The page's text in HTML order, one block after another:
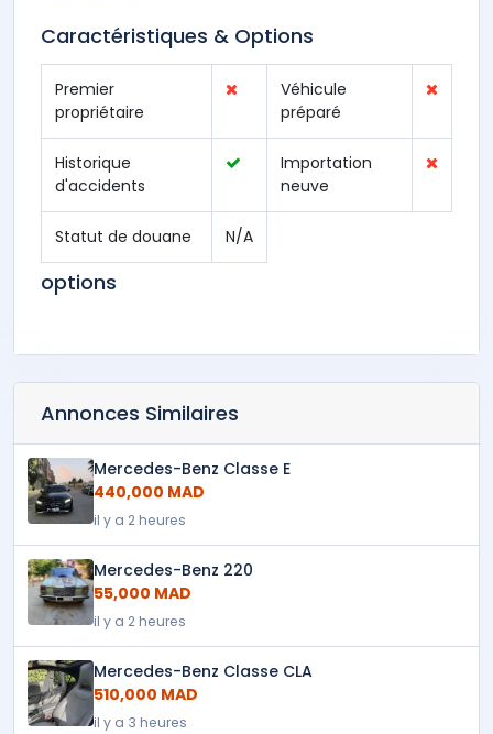
Caractéristiques & Options
Premier
propriétaire
Véhicule
préparé
Historique
d'accidents
Importation
neuve
Statut de douane N/A
options
Annonces Similaires
Mercedes-Benz Classe E
440,000 MAD
il y a 2 heures
Mercedes-Benz 220
55,000 MAD
il y a 2 heures
Mercedes-Benz Classe CLA
510,000 MAD
il y a 3 heures